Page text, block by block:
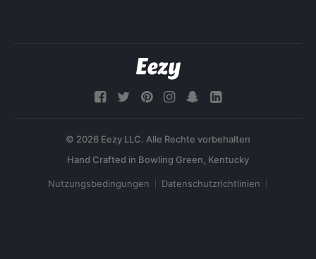
© 2026 Eezy LLC. Alle Rechte vorbehalten
Nutzungsbedingungen Datenschutzrichtlinien